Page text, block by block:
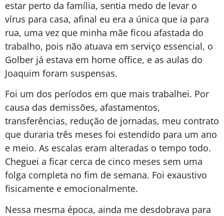
estar perto da família, sentia medo de levar o
vírus para casa, afinal eu era a única que ia para
rua, uma vez que minha mãe ficou afastada do
trabalho, pois não atuava em serviço essencial, o
Golber já estava em home office, e as aulas do
Joaquim foram suspensas.
Foi um dos períodos em que mais trabalhei. Por
causa das demissões, afastamentos,
transferências, redução de jornadas, meu contrato
que duraria três meses foi estendido para um ano
e meio. As escalas eram alteradas o tempo todo.
Cheguei a ficar cerca de cinco meses sem uma
folga completa no fim de semana. Foi exaustivo
fisicamente e emocionalmente.
Nessa mesma época, ainda me desdobrava para